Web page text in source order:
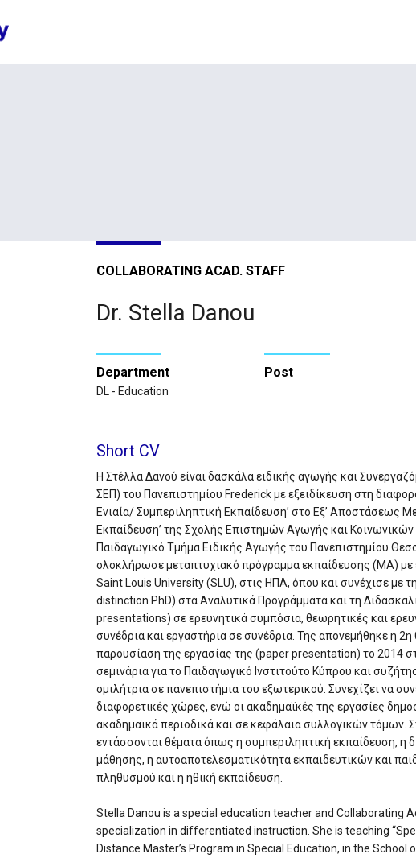
COLLABORATING ACAD. STAFF
Dr. Stella Danou
Department
DL - Education
Post
Short CV
Η Στέλλα Δανού είναι δασκάλα ειδικής αγωγής και
ΣΕΠ) του Πανεπιστημίου Frederick με εξειδίκευση στη
Ενιαία/ Συμπεριληπτική Εκπαίδευση’ στο Εξ’ Αποστάσεως
Εκπαίδευση’ της Σχολής Επιστημών Αγωγής και
Παιδαγωγικό Τμήμα Ειδικής Αγωγής του Πανεπιστημίου
ολοκλήρωσε μεταπτυχιακό πρόγραμμα εκπαίδευσης (MA) με
Saint Louis University (SLU), στις ΗΠΑ, όπου και συνέχισε με
distinction PhD) στα Αναλυτικά Προγράμματα και τη
presentations) σε ερευνητικά συμπόσια, θεωρητικές και
συνέδρια και εργαστήρια σε συνέδρια. Της απονεμήθηκε η
παρουσίαση της εργασίας της (paper presentation) το 2014
σεμινάρια για το Παιδαγωγικό Ινστιτούτο Κύπρου και
ομιλήτρια σε πανεπιστήμια του εξωτερικού. Συνεχίζει να
διαφορετικές χώρες, ενώ οι ακαδημαϊκές της εργασίες
ακαδημαϊκά περιοδικά και σε κεφάλαια συλλογικών τόμων.
εντάσσονται θέματα όπως η συμπεριληπτική εκπαίδευση, η
μάθησης, η αυτοαποτελεσματικότητα εκπαιδευτικών και
πληθυσμού και η ηθική εκπαίδευση.
Stella Danou is a special education teacher and Collaborating
specialization in differentiated instruction. She is teaching
Distance Master’s Program in Special Education, in the School